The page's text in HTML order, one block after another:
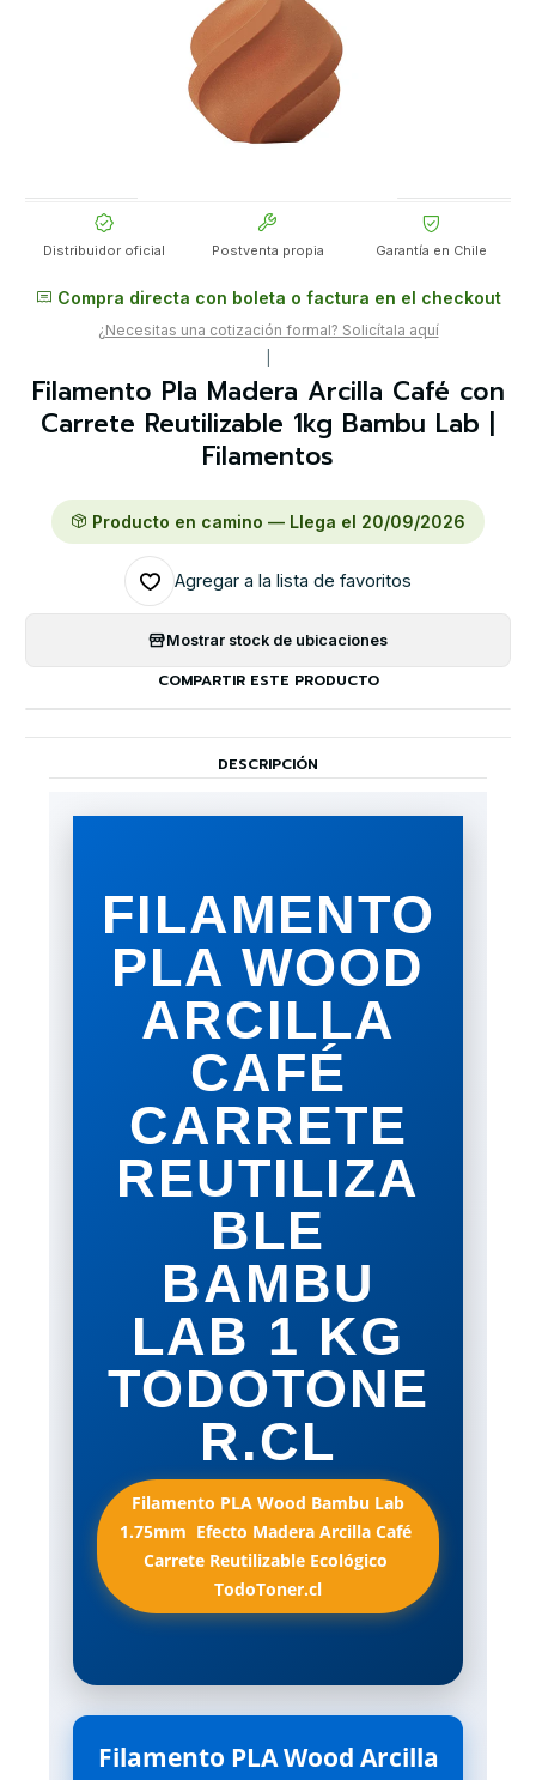
Distribuidor oficial Postventa propia Garantía en Chile
Compra directa con boleta o factura en el checkout
¿Necesitas una cotización formal? Solicítala aquí
Filamento Pla Madera Arcilla Café con
Carrete Reutilizable 1kg Bambu Lab |
Filamentos
Producto en camino — Llega el 20/09/2026
Agregar a la lista de favoritos
Mostrar stock de ubicaciones
COMPARTIR ESTE PRODUCTO
DESCRIPCIÓN
FILAMENTO
PLA WOOD
ARCILLA
CAFÉ
CARRETE
REUTILIZA
BLE
BAMBU
LAB 1 KG
TODOTONE
R.CL
Filamento PLA Wood Bambu Lab
1.75mm  Efecto Madera Arcilla Café 
Carrete Reutilizable Ecológico 
TodoToner.cl
Filamento PLA Wood Arcilla